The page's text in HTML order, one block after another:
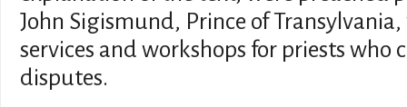
John Sigismund, Prince of
services and workshops for priests who
disputes.